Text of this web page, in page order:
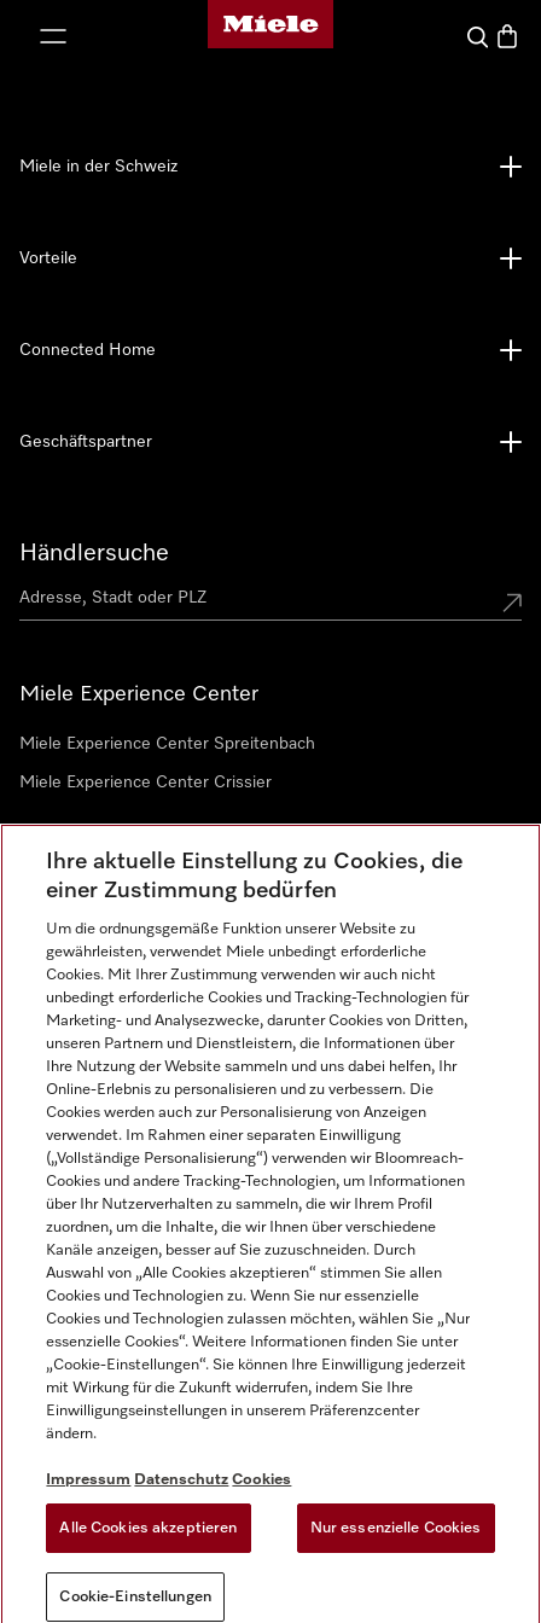
Miele-Homepage
Suche
Händlersuche
Miele Experience Center
Miele Experience Center Spreitenbach
Miele Experience Center Crissier
Newsletter
Sprache
DEUTSCH
Miele in der Schweiz
Vorteile
Connected Home
Geschäftspartner
Impressum
Datenschutz
Cookie-Einstellungen
Miele auf YoutubeMiele auf Instagram
Miele auf Facebook
Miele auf LinkedInMiele auf LinkedIn
Ihre aktuelle Einstellung zu Cookies, die
einer Zustimmung bedürfen
Um die ordnungsgemäße Funktion unserer Website zu
gewährleisten, verwendet Miele unbedingt erforderliche
Cookies. Mit Ihrer Zustimmung verwenden wir auch nicht
unbedingt erforderliche Cookies und Tracking-Technologien für
Marketing- und Analysezwecke, darunter Cookies von Dritten,
unseren Partnern und Dienstleistern, die Informationen über
Ihre Nutzung der Website sammeln und uns dabei helfen, Ihr
Online-Erlebnis zu personalisieren und zu verbessern. Die
Cookies werden auch zur Personalisierung von Anzeigen
verwendet. Im Rahmen einer separaten Einwilligung
(„Vollständige Personalisierung“) verwenden wir Bloomreach-
Cookies und andere Tracking-Technologien, um Informationen
über Ihr Nutzerverhalten zu sammeln, die wir Ihrem Profil
zuordnen, um die Inhalte, die wir Ihnen über verschiedene
Kanäle anzeigen, besser auf Sie zuzuschneiden. Durch
Auswahl von „Alle Cookies akzeptieren“ stimmen Sie allen
Cookies und Technologien zu. Wenn Sie nur essenzielle
Cookies und Technologien zulassen möchten, wählen Sie „Nur
essenzielle Cookies“. Weitere Informationen finden Sie unter
„Cookie-Einstellungen“. Sie können Ihre Einwilligung jederzeit
mit Wirkung für die Zukunft widerrufen, indem Sie Ihre
Einwilligungseinstellungen in unserem Präferenzcenter
ändern.
Impressum Datenschutz Cookies
Alle Cookies akzeptieren Nur essenzielle Cookies
Cookie-Einstellungen